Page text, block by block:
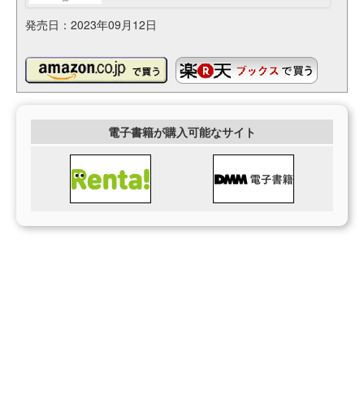
発売日：2023年09月12日
電子書籍が購入可能なサイト